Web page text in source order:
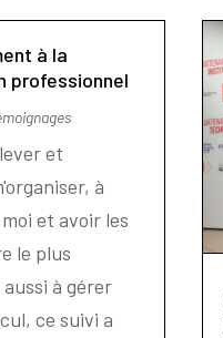
à la
professionnel
et
à
et avoir les
le plus
à gérer
ce suivi a